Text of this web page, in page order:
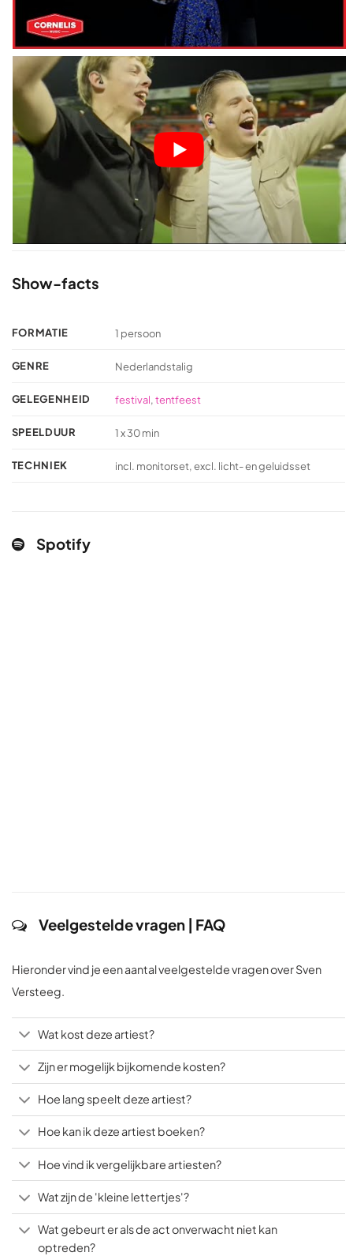
Show-facts
FORMATIE 1 persoon
GENRE Nederlandstalig
GELEGENHEID festival,tentfeest
SPEELDUUR 1 x 30 min
TECHNIEK incl. monitorset, excl. licht- en geluidsset
Spotify
Veelgestelde vragen | FAQ
Hieronder vind je een aantal veelgestelde vragen over Sven
Versteeg.
Wat kost deze artiest?
Zijn er mogelijk bijkomende kosten?
Hoe lang speelt deze artiest?
Hoe kan ik deze artiest boeken?
Hoe vind ik vergelijkbare artiesten?
Wat zijn de 'kleine lettertjes'?
Wat gebeurt er als de act onverwacht niet kan
optreden?